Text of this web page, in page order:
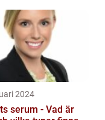
2024
serum - Vad är